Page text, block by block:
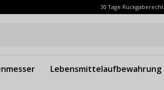
30 Tage Rückgaberecht
Lebensmittelaufbewahrung